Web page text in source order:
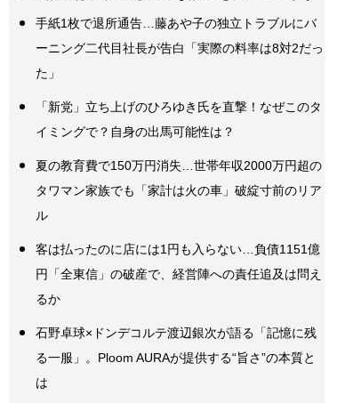
手紙1枚で退所通告…藤あや子の独立トラブルにバ
ーニング二代目社長が告白「実際の料率は8対2だっ
た」
「新党」立ち上げのひろゆき氏を直撃！なぜこのタ
イミングで？自身の出馬可能性は？
夏の教育費で150万円消失…世帯年収2000万円超の
タワマン家族でも「家計は火の車」破綻寸前のリア
ル
客は払ったのに店には1円も入らない…負債1151億
円「全東信」の破産で、経営陣への責任追及は問え
るか
石野卓球×ドンデコルテ渡辺銀次が語る「記憶に残
る一服」。Ploom AURAが提供する“旨さ”の本質と
は